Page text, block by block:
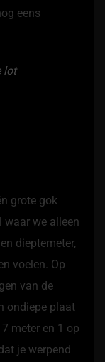
eens
grote gok
waar we alleen
dieptemeter,
voelen. Op
van de
ondiepe plaat
meter en 1 op
je werpend